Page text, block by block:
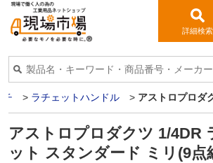
詳細検索
チ > ラチェットハンドル > アストロプロダ
アストロプロダクツ 1/4DR
ット スタンダード ミリ(9点